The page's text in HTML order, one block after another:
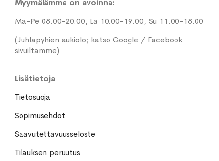
Myymälämme on avoinna:
Ma-Pe 08.00-20.00, La 10.00-19.00, Su 11.00-18.00
(Juhlapyhien aukiolo; katso Google / Facebook
sivuiltamme)
Lisätietoja
Tietosuoja
Sopimusehdot
Saavutettavuusseloste
Tilauksen peruutus